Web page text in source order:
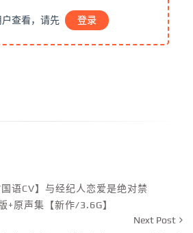
查看，请先 登录
语CV】与经纪人恋爱是绝对禁
+原声集【新作/3.6G】
Next Post